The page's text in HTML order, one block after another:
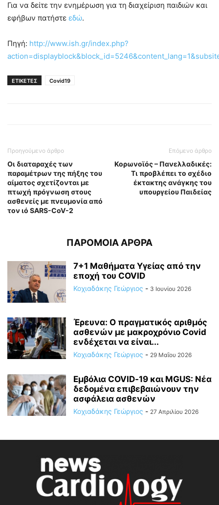
Για να δείτε την ενημέρωση για τη διαχείριση παιδιών και
εφήβων πατήστε εδώ.
Πηγή: http://www.ish.gr/index.php?
ΕΤΙΚΕΤΕΣ Covid19
Προηγούμενο άρθρο
Οι διαταραχές των
παραμέτρων της πήξης του
αίματος σχετίζονται με
πτωχή πρόγνωση στους
ασθενείς με πνευμονία από
τον ιό SARS-CoV-2
Επόμενο άρθρο
Κορωνοϊός – Πανελλαδικές:
Τι προβλέπει το σχέδιο
έκτακτης ανάγκης του
υπουργείου Παιδείας
ΠΑΡΟΜΟΙΑ ΑΡΘΡΑ
7+1 Μαθήματα Υγείας από την
εποχή του COVID
Κοχιαδάκης Γεώργιος - 3 Ιουνίου 2026
Έρευνα: Ο πραγματικός αριθμός
ασθενών με μακροχρόνιο Covid
ενδέχεται να είναι...
Κοχιαδάκης Γεώργιος - 29 Μαΐου 2026
Εμβόλια COVID‑19 και MGUS: Νέα
δεδομένα επιβεβαιώνουν την
ασφάλεια ασθενών
Κοχιαδάκης Γεώργιος - 27 Απριλίου 2026